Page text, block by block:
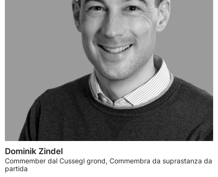
Dominik Zindel
Commember dal Cussegl grond, Commembra da suprastanza da
partida